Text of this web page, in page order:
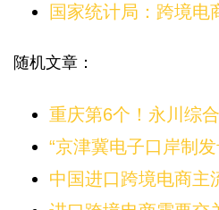
国家统计局：跨境电
随机文章：
重庆第6个！永川综
“京津冀电子口岸制
中国进口跨境电商主